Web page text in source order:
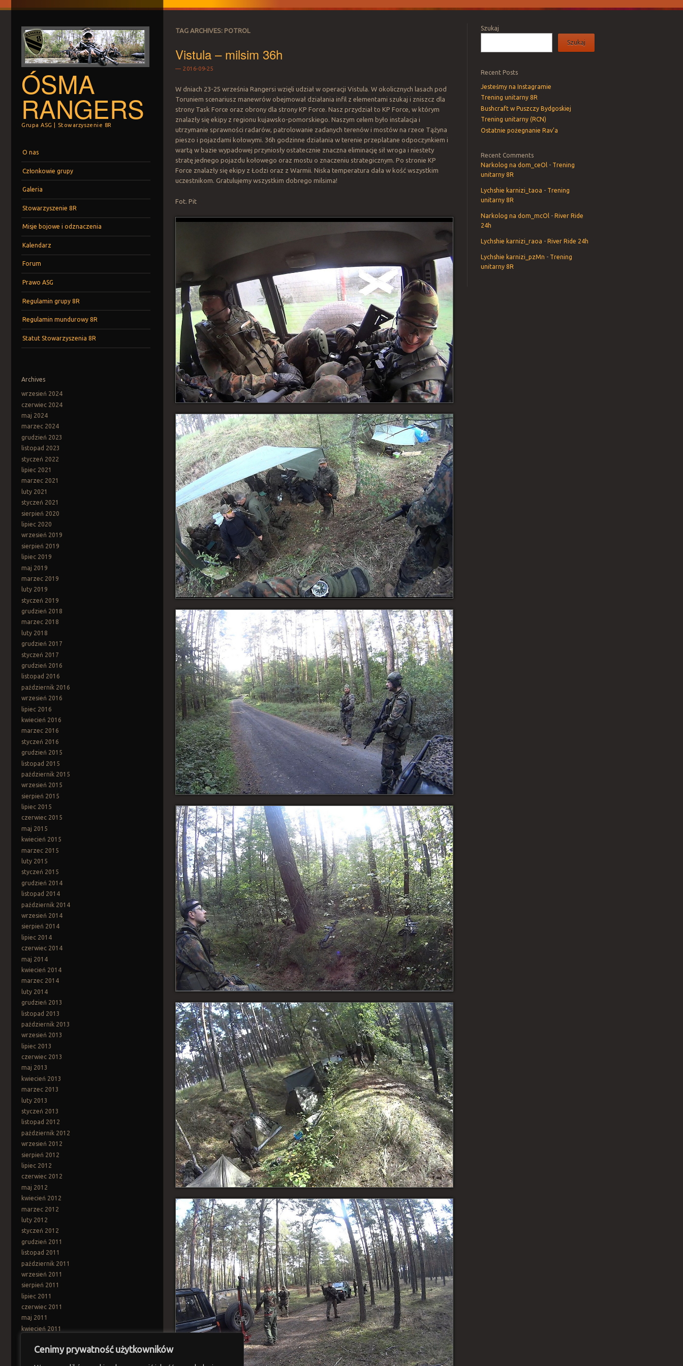
Cenimy prywatność użytkowników
ÓSMA
RANGERS
Grupa ASG | Stowarzyszenie 8R
O nas
Członkowie grupy
Galeria
Stowarzyszenie 8R
Misje bojowe i odznaczenia
Kalendarz
Forum
Prawo ASG
Regulamin grupy 8R
Regulamin mundurowy 8R
Statut Stowarzyszenia 8R
Archives
wrzesień 2024
czerwiec 2024
maj 2024
marzec 2024
grudzień 2023
listopad 2023
styczeń 2022
lipiec 2021
marzec 2021
luty 2021
styczeń 2021
sierpień 2020
lipiec 2020
wrzesień 2019
sierpień 2019
lipiec 2019
maj 2019
marzec 2019
luty 2019
styczeń 2019
grudzień 2018
marzec 2018
luty 2018
grudzień 2017
styczeń 2017
grudzień 2016
listopad 2016
październik 2016
wrzesień 2016
lipiec 2016
kwiecień 2016
marzec 2016
styczeń 2016
grudzień 2015
listopad 2015
październik 2015
wrzesień 2015
sierpień 2015
lipiec 2015
czerwiec 2015
maj 2015
kwiecień 2015
marzec 2015
luty 2015
styczeń 2015
grudzień 2014
listopad 2014
październik 2014
wrzesień 2014
sierpień 2014
lipiec 2014
czerwiec 2014
maj 2014
kwiecień 2014
marzec 2014
luty 2014
grudzień 2013
listopad 2013
październik 2013
wrzesień 2013
lipiec 2013
czerwiec 2013
maj 2013
kwiecień 2013
marzec 2013
luty 2013
styczeń 2013
listopad 2012
październik 2012
wrzesień 2012
sierpień 2012
lipiec 2012
czerwiec 2012
maj 2012
kwiecień 2012
marzec 2012
luty 2012
styczeń 2012
grudzień 2011
listopad 2011
październik 2011
wrzesień 2011
sierpień 2011
lipiec 2011
czerwiec 2011
maj 2011
kwiecień 2011
TAG ARCHIVES: POTROL
Vistula – milsim 36h
2016-09-25
W dniach 23-25 września Rangersi wzięli udział w operacji Vistula. W okolicznych lasach pod
Toruniem scenariusz manewrów obejmował działania infil z elementami szukaj i zniszcz dla
strony Task Force oraz obrony dla strony KP Force. Nasz przydział to KP Force, w którym
znalazły się ekipy z regionu kujawsko-pomorskiego. Naszym celem było instalacja i
utrzymanie sprawności radarów, patrolowanie zadanych terenów i mostów na rzece Tążyna
pieszo i pojazdami kołowymi. 36h godzinne działania w terenie przeplatane odpoczynkiem i
wartą w bazie wypadowej przyniosły ostatecznie znaczna eliminację sił wroga i niestety
stratę jednego pojazdu kołowego oraz mostu o znaczeniu strategicznym. Po stronie KP
Force znalazły się ekipy z Łodzi oraz z Warmii. Niska temperatura dała w kość wszystkim
uczestnikom. Gratulujemy wszystkim dobrego milsima!
Fot. Pit
Szukaj
Szukaj
Recent Posts
Jesteśmy na Instagramie
Trening unitarny 8R
Bushcraft w Puszczy Bydgoskiej
Trening unitarny (RCN)
Ostatnie pożegnanie Rav’a
Recent Comments
Narkolog na dom_ceOl - Trening
unitarny 8R
Lychshie karnizi_taoa - Trening
unitarny 8R
Narkolog na dom_mcOl -River Ride
24h
Lychshie karnizi_raoa -River Ride 24h
Lychshie karnizi_pzMn - Trening
unitarny 8R